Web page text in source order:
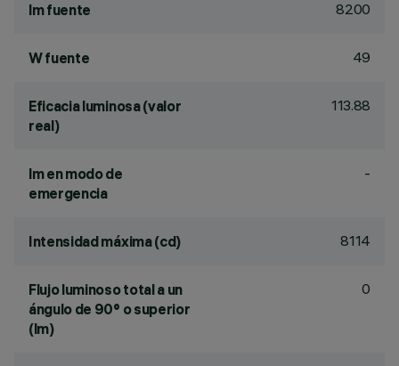
lm fuente 8200
W fuente 49
Eficacia luminosa (valor
real)
113.88
lm en modo de
emergencia
-
Intensidad máxima (cd) 8114
Flujo luminoso total a un
ángulo de 90° o superior
(lm)
0